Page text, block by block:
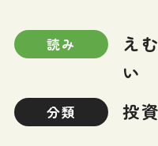
読み
え
い
分類 投資